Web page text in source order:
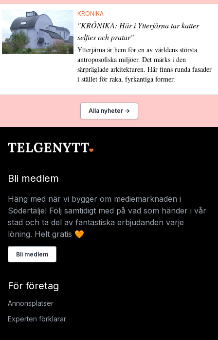
KRÖNIKA
"KRÖNIKA: Här i Ytterjärna tar katter
selfies och pratar"
Ytterjärna är hem för en av världens största
antroposofiska miljöer. Det märks i den
särpräglade arkitekturen. Här finns runda fasader
i stället för raka, fyrkantiga former.
Alla nyheter →
Bli medlem
Häng med när vi bygger om mediemarknaden i
Södertälje! Följ samtidigt med på vad som händer i vår
stad och ta del av fantastiska erbjudanden varje
löning. Helt gratis 🧡
Bli medlem
För företag
Annonsplatser
Experten förklarar